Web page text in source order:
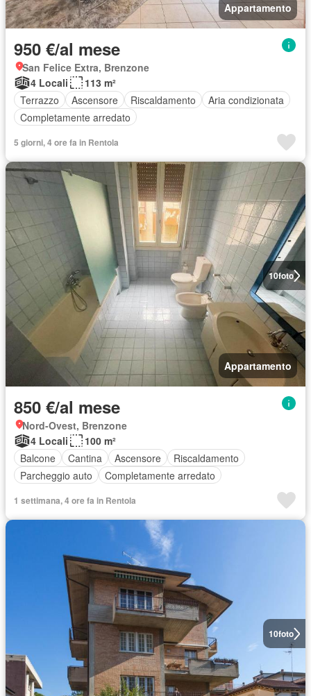
Appartamento
950 €/al mese
San Felice Extra, Brenzone
4 Locali
113 m²
Terrazzo
Ascensore Riscaldamento
Aria condizionata
Completamente arredato
5 giorni, 4 ore fa in Rentola
10foto
Appartamento
850 €/al mese
Nord-Ovest, Brenzone
4 Locali
100 m²
Balcone
Cantina Ascensore
Riscaldamento
Parcheggio auto
Completamente arredato
1 settimana, 4 ore fa in Rentola
10foto